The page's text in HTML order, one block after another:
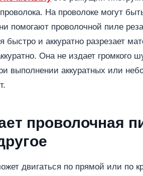
проволока. На проволоке могут
помогают проволочной пиле
быстро и аккуратно разрезает
Она не издает громкого
выполнении аккуратных или
проволочная
двигаться по прямой или по